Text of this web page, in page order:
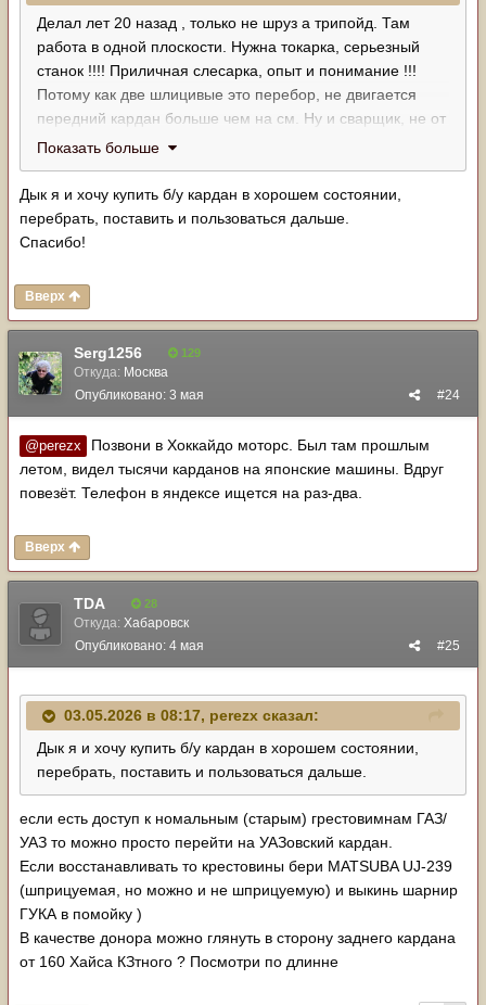
Делал лет 20 назад , только не шруз а трипойд. Там
работа в одной плоскости. Нужна токарка, серьезный
станок !!!! Приличная слесарка, опыт и понимание !!!
Потому как две шлицивые это перебор, не двигается
передний кардан больше чем на см. Ну и сварщик, не от
бога но с знаниями где нельзя перегреть и перекосить за
счет швов. Не долго, дорого, и главное!!! Не
ремонтопригодно без спецов. Чел кому сделал,
прокатал без проблем много лет, но! Его максимум это
грунтовые дороги и шоссе. Никакого офроуда.
купит. Б/у ,прошприцевать и пользоваться дальше.
Показать больше
Дык я и хочу купить б/у кардан в хорошем состоянии,
перебрать, поставить и пользоваться дальше.
Спасибо!
Вверх
Serg1256 129
Откуда: Москва
#24
Опубликовано: 3 мая
@perezx
Позвони в Хоккайдо моторс. Был там прошлым
летом, видел тысячи карданов на японские машины. Вдруг
повезёт. Телефон в яндексе ищется на раз-два.
Вверх
TDA 28
Откуда: Хабаровск
#25
Опубликовано: 4 мая
03.05.2026 в 08:17, perezx сказал:
Дык я и хочу купить б/у кардан в хорошем состоянии,
перебрать, поставить и пользоваться дальше.
если есть доступ к номальным (старым) грестовимнам ГАЗ/
УАЗ то можно просто перейти на УАЗовский кардан.
Если восстанавливать то крестовины бери MATSUBA UJ-239
(шприцуемая, но можно и не шприцуемую) и выкинь шарнир
ГУКА в помойку )
В качестве донора можно глянуть в сторону заднего кардана
от 160 Хайса КЗтного ? Посмотри по длинне